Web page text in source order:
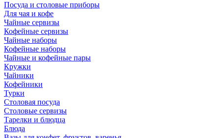
Посуда и столовые приборы
Для чая и кофе
Чайные сервизы
Кофейные сервизы
Чайные наборы
Кофейные наборы
Чайные и кофейные пары
Кружки
Чайники
Кофейники
Турки
Столовая посуда
Столовые сервизы
Тарелки и блюдца
Блюда